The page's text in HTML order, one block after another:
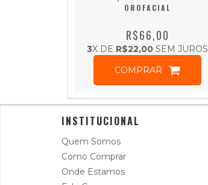
OROFACIAL
R$66,00
3X DE R$22,00 SEM JUROS
COMPRAR
INSTITUCIONAL
Quem Somos
Como Comprar
Onde Estamos